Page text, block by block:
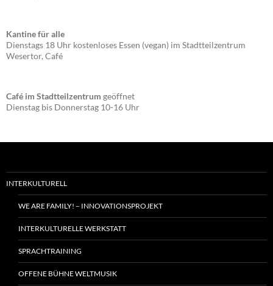
Kantine für alle
Dienstags 18 Uhr kostenloses Essen (vegan) im Stadtteilzentrum
Wesertor, Café
Café im Stadtteilzentrum geöffnet
Dienstag bis Donnerstag 10-16 Uhr
INTERKULTURELL
WE ARE FAMILY! – INNOVATIONSPROJEKT
INTERKULTURELLE WERKSTATT
SPRACHTRAINING
OFFENE BÜHNE WELTMUSIK